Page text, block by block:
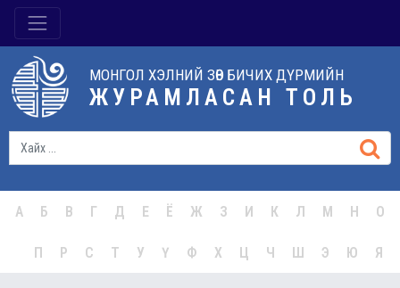
МОНГОЛ ХЭЛНИЙ ЗӨВ БИЧИХ ДҮРМИЙН
ЖУРАМЛАСАН ТОЛЬ
А Б В Г Д Е Ё Ж З И К Л М Н О
П Р С Т У Ү Ф Х Ц Ч Ш Э Ю Я